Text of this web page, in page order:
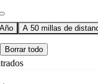
Año A 50 millas de
Borrar todo